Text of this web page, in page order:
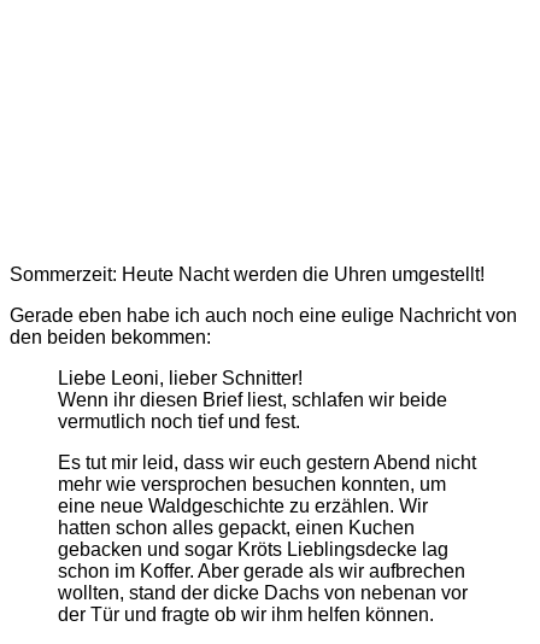
Sommerzeit: Heute Nacht werden die Uhren umgestellt!
Gerade eben habe ich auch noch eine eulige Nachricht von
den beiden bekommen:
Liebe Leoni, lieber Schnitter!
Wenn ihr diesen Brief liest, schlafen wir beide
vermutlich noch tief und fest.
Es tut mir leid, dass wir euch gestern Abend nicht
mehr wie versprochen besuchen konnten, um
eine neue Waldgeschichte zu erzählen. Wir
hatten schon alles gepackt, einen Kuchen
gebacken und sogar Kröts Lieblingsdecke lag
schon im Koffer. Aber gerade als wir aufbrechen
wollten, stand der dicke Dachs von nebenan vor
der Tür und fragte ob wir ihm helfen können.